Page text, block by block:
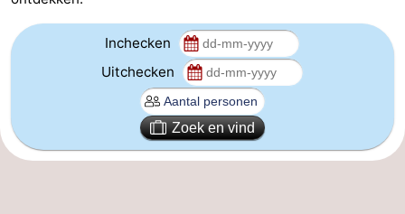
Route
Nieuws
Inchecken
Uitchecken
Zoek en vind